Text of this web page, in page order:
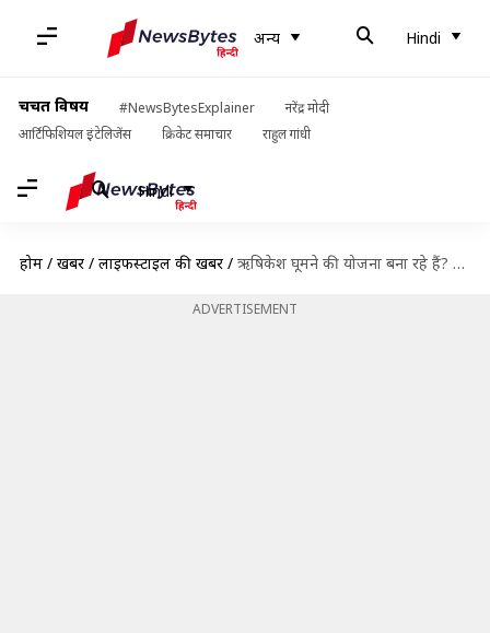
अन्य Hindi
चर्चित विषय #NewsBytesExplainer
नरेंद्र मोदी
आर्टिफिशियल इंटेलिजेंस
क्रिकेट समाचार राहुल गांधी
Hindi
होम / खबरें / लाइफस्टाइल की खबरें / ऋषिकेश घूमने की योजना बना रहे हैं? इन 5 गतिविधियों को बनाएं यात्रा का हिस्सा
ADVERTISEMENT